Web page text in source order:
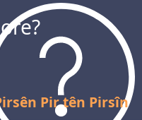
Pir tên Pirsîn